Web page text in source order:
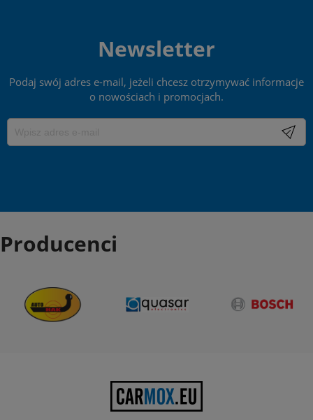
Newsletter
Podaj swój adres e-mail, jeżeli chcesz otrzymywać informacje
o nowościach i promocjach.
Producenci